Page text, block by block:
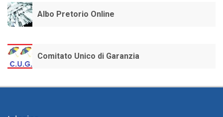
Albo Pretorio Online
Comitato Unico di Garanzia